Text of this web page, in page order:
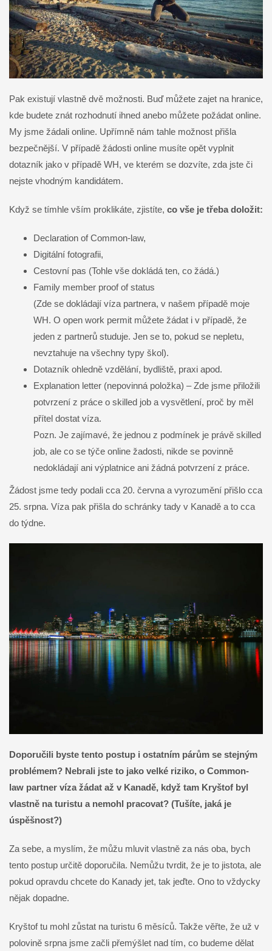
Pak existují vlastně dvě možnosti. Buď můžete zajet na hranice,
kde budete znát rozhodnutí ihned anebo můžete požádat online.
My jsme žádali online. Upřímně nám tahle možnost přišla
bezpečnější. V případě žádosti online musíte opět vyplnit
dotazník jako v případě WH, ve kterém se dozvíte, zda jste či
nejste vhodným kandidátem.
Když se tímhle vším proklikáte, zjistíte, co vše je třeba doložit:
Declaration of Common-law,
Digitální fotografii,
Cestovní pas (Tohle vše dokládá ten, co žádá.)
Family member proof of status
(Zde se dokládají víza partnera, v našem případě moje
WH. O open work permit můžete žádat i v případě, že
jeden z partnerů studuje. Jen se to, pokud se nepletu,
nevztahuje na všechny typy škol).
Dotazník ohledně vzdělání, bydliště, praxi apod.
Explanation letter (nepovinná položka) – Zde jsme přiložili
potvrzení z práce o skilled job a vysvětlení, proč by měl
přítel dostat víza.
Pozn. Je zajímavé, že jednou z podmínek je právě skilled
job, ale co se týče online žadosti, nikde se povinně
nedokládají ani výplatnice ani žádná potvrzení z práce.
Žádost jsme tedy podali cca 20. června a vyrozumění přišlo cca
25. srpna. Víza pak přišla do schránky tady v Kanadě a to cca
do týdne.
Doporučili byste tento postup i ostatním párům se stejným
problémem? Nebrali jste to jako velké riziko, o Common-
law partner víza žádat až v Kanadě, když tam Kryštof byl
vlastně na turistu a nemohl pracovat? (Tušíte, jaká je
úspěšnost?)
Za sebe, a myslím, že můžu mluvit vlastně za nás oba, bych
tento postup určitě doporučila. Nemůžu tvrdit, že je to jistota, ale
pokud opravdu chcete do Kanady jet, tak jeďte. Ono to vždycky
nějak dopadne.
Kryštof tu mohl zůstat na turistu 6 měsíců. Takže věřte, že už v
polovině srpna jsme začli přemýšlet nad tím, co budeme dělat